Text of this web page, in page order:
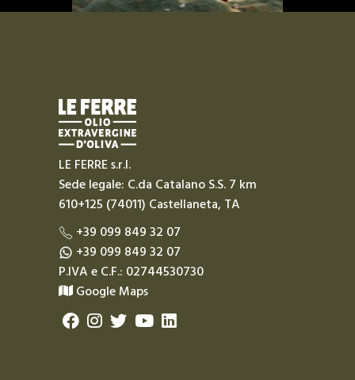
LE FERRE s.r.l.
Sede legale: C.da Catalano S.S. 7 km
610+125 (74011) Castellaneta, TA
+39 099 849 32 07
+39 099 849 32 07
P.IVA e C.F.: 02744530730
Google Maps